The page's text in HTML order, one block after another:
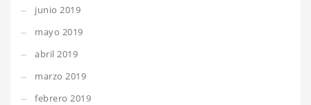
junio 2019
mayo 2019
abril 2019
marzo 2019
febrero 2019